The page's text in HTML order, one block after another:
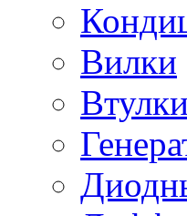
Вилки
Втулки